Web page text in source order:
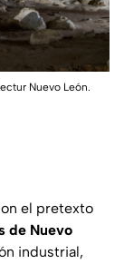
Nuevo León.
el pretexto
de Nuevo
industrial,